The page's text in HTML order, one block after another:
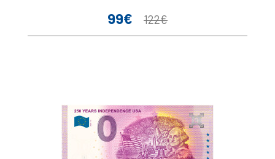
Prix
99€
Prix
122€